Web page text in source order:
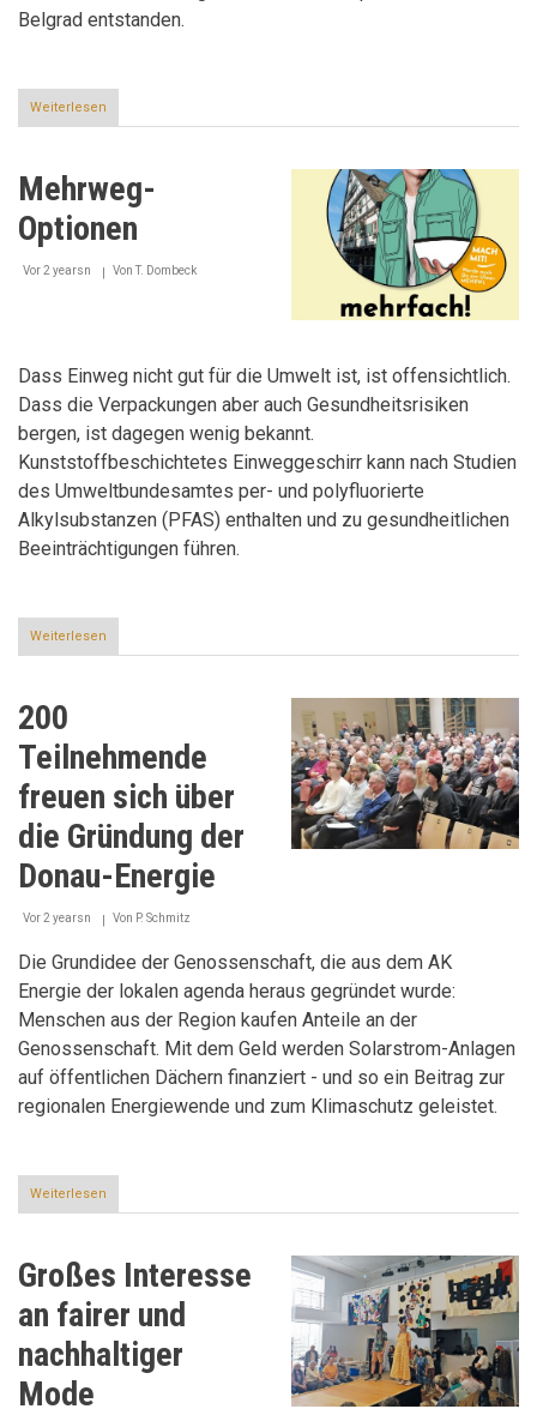
Belgrad entstanden.
Weiterlesen
Wenn’s
Verpackung
Europa
menschelt,
Europa
Mehrweg-
Optionen
Vor 2 yearsn VonT. Dombeck
Dass Einweg nicht gut für die Umwelt ist, ist offensichtlich.
Dass die Verpackungen aber auch Gesundheitsrisiken
bergen, ist dagegen wenig bekannt.
Kunststoffbeschichtetes Einweggeschirr kann nach Studien
des Umweltbundesamtes per- und polyfluorierte
Alkylsubstanzen (PFAS) enthalten und zu gesundheitlichen
Beeinträchtigungen führen.
Weiterlesen
Mehrweg-
200
Teilnehmende
freuen sich über
die Gründung der
Donau-Energie
Vor 2 yearsn Von P. Schmitz
Die Grundidee der Genossenschaft, die aus dem AK
Energie der lokalen agenda heraus gegründet wurde:
Menschen aus der Region kaufen Anteile an der
Genossenschaft. Mit dem Geld werden Solarstrom-Anlagen
auf öffentlichen Dächern finanziert - und so ein Beitrag zur
regionalen Energiewende und zum Klimaschutz geleistet.
Weiterlesen
200
sich
die
der
Donau-
Großes Interesse
an fairer und
nachhaltiger
Mode